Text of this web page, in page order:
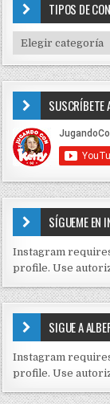
o
r
:
TIPOS DE
I
P
D
E
C
N
T
I
D
S
E
J
C
K
SUSCRÍBETE
SÍGUEME EN
Instagram
profile. Use
SIGUE A
Instagram
profile. Use